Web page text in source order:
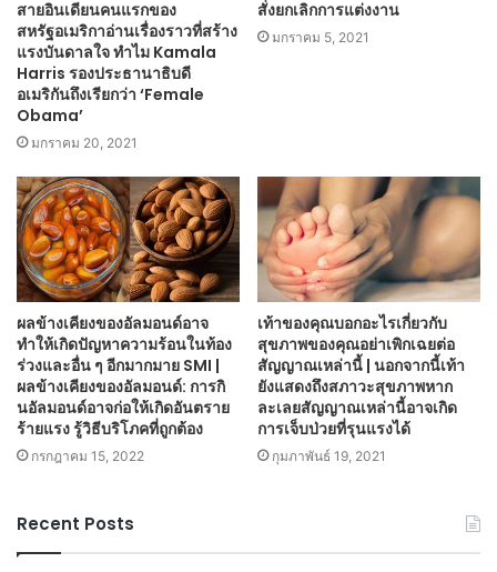
สายอินเดียนคนแรกของ
สหรัฐอเมริกาอ่านเรื่องราวที่สร้าง
แรงบันดาลใจ ทำไม Kamala
Harris รองประธานาธิบดี
อเมริกันถึงเรียกว่า ‘Female
Obama’
มกราคม 20, 2021
สั่งยกเลิกการแต่งงาน
มกราคม 5, 2021
ผลข้างเคียงของอัลมอนด์อาจ
ทำให้เกิดปัญหาความร้อนในท้อง
ร่วงและอื่น ๆ อีกมากมาย SMI |
ผลข้างเคียงของอัลมอนด์: การกิ
นอัลมอนด์อาจก่อให้เกิดอันตราย
ร้ายแรง รู้วิธีบริโภคที่ถูกต้อง
กรกฎาคม 15, 2022
เท้าของคุณบอกอะไรเกี่ยวกับ
สุขภาพของคุณอย่าเพิกเฉยต่อ
สัญญาณเหล่านี้ | นอกจากนี้เท้า
ยังแสดงถึงสภาวะสุขภาพหาก
ละเลยสัญญาณเหล่านี้อาจเกิด
การเจ็บป่วยที่รุนแรงได้
กุมภาพันธ์ 19, 2021
Recent Posts